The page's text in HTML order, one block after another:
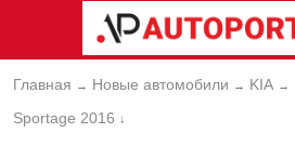
Главная → Новые автомобили → KIA →
Sportage 2016 ↓